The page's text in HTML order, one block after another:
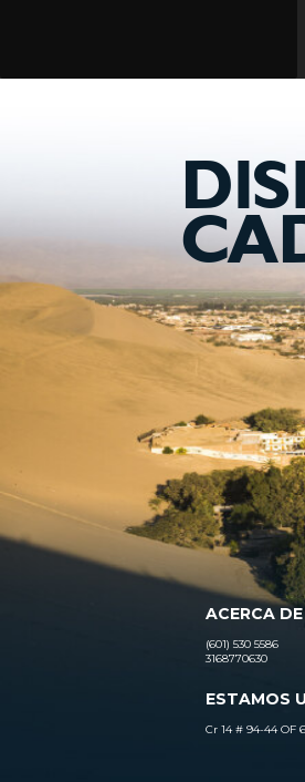
ACERCA
(601) 530 5586
3168770630
ESTAMOS
Cr 14 # 94-44 OF